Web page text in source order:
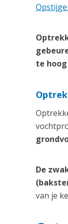
te
De
van je